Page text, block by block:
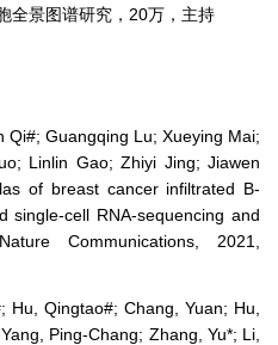
全景图谱研究，20万，主持
Qi#; Guangqing Lu; Xueying Mai;
Linlin Gao; Zhiyi Jing; Jiawen
of breast cancer infiltrated B-
single-cell RNA-sequencing and
Communications, 2021,
Qingtao#; Chang, Yuan; Hu,
Ping-Chang; Zhang, Yu*; Li,